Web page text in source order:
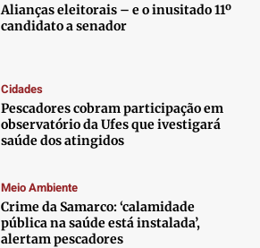
Alianças eleitorais – e o inusitado 11º
candidato a senador
Cidades
Pescadores cobram participação em
observatório da Ufes que ivestigará
saúde dos atingidos
Meio Ambiente
Crime da Samarco: ‘calamidade
pública na saúde está instalada’,
alertam pescadores